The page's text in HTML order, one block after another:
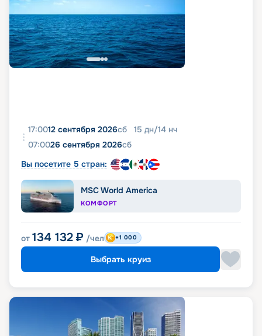
17:0012 сентября 2026сб 15 дн/14 нч
07:0026 сентября 2026сб
Вы посетите 5 стран:
MSC World America
КОМФОРТ
от 134 132 ₽ /чел +1 000
Выбрать круиз